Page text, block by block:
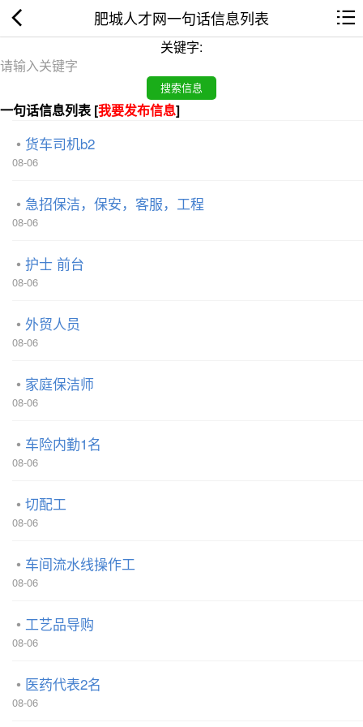
肥城人才网一句话信息列表
关键字:
一句话信息列表 [我要发布信息]
货车司机b2
08-06
急招保洁，保安，客服，工程
08-06
护士 前台
08-06
外贸人员
08-06
家庭保洁师
08-06
车险内勤1名
08-06
切配工
08-06
车间流水线操作工
08-06
工艺品导购
08-06
医药代表2名
08-06